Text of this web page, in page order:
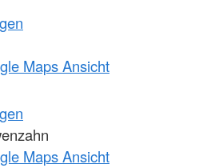
Maps Ansicht
Maps Ansicht